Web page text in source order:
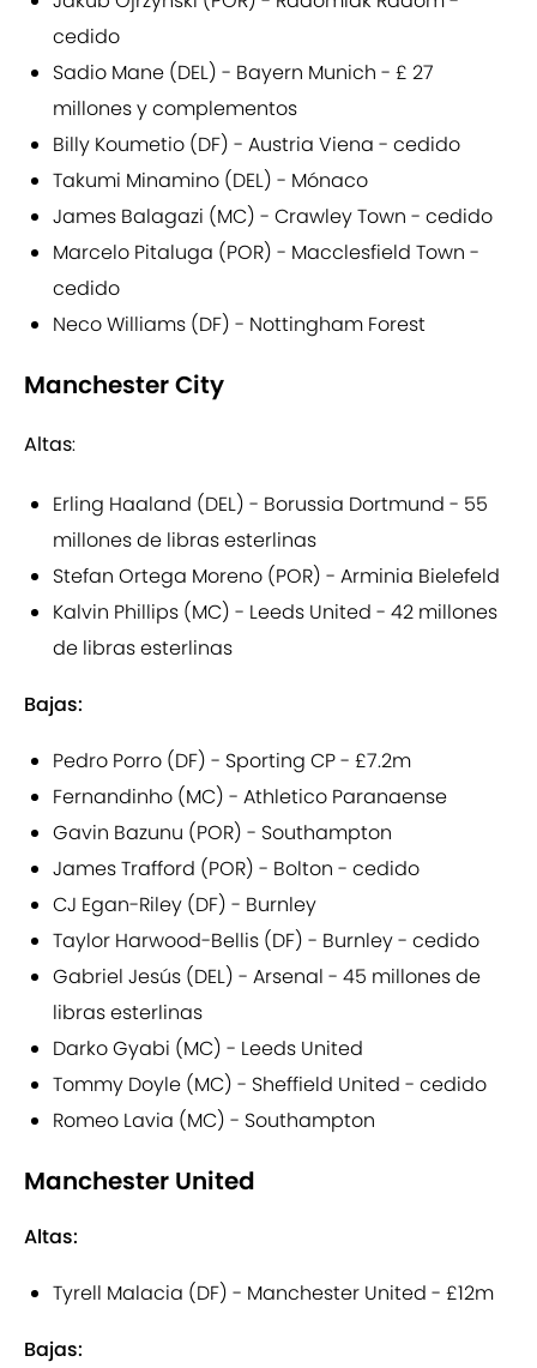
cedido
Sadio Mane (DEL) - Bayern Munich - £ 27
millones y complementos
Billy Koumetio (DF) - Austria Viena - cedido
Takumi Minamino (DEL) - Mónaco
James Balagazi (MC) - Crawley Town - cedido
Marcelo Pitaluga (POR) - Macclesfield Town -
cedido
Neco Williams (DF) - Nottingham Forest
Manchester City
Altas:
Erling Haaland (DEL) - Borussia Dortmund - 55
millones de libras esterlinas
Stefan Ortega Moreno (POR) - Arminia Bielefeld
Kalvin Phillips (MC) - Leeds United - 42 millones
de libras esterlinas
Bajas:
Pedro Porro (DF) - Sporting CP - £7.2m
Fernandinho (MC) - Athletico Paranaense
Gavin Bazunu (POR) - Southampton
James Trafford (POR) - Bolton - cedido
CJ Egan-Riley (DF) - Burnley
Taylor Harwood-Bellis (DF) - Burnley - cedido
Gabriel Jesús (DEL) - Arsenal - 45 millones de
libras esterlinas
Darko Gyabi (MC) - Leeds United
Tommy Doyle (MC) - Sheffield United - cedido
Romeo Lavia (MC) - Southampton
Manchester United
Altas:
Tyrell Malacia (DF) - Manchester United - £12m
Bajas: